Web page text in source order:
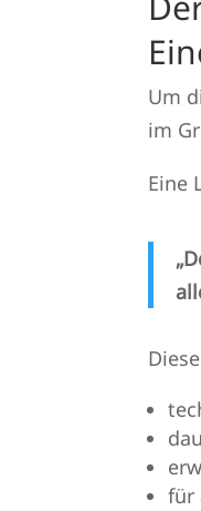
Um
im
Eine
für